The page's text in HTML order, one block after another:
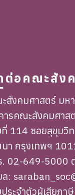
ต่อคณะสัง
สังคมศาสตร์ มห
ารคณะสังคมศาส
ที่ 114 ซอยสุขุมวิ
า กรุงเทพฯ
. 02-649-5000
ล:
ประจำตัวผู้เสียภ